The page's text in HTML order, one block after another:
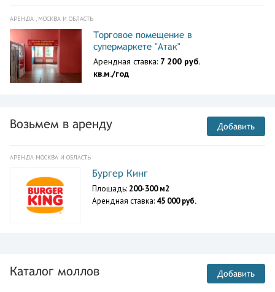
АРЕНДА , МОСКВА И ОБЛАСТЬ
Торговое помещение в
супермаркете "Атак"
Арендная ставка: 7 200 руб.
кв.м./год
Возьмем в аренду Добавить
АРЕНДА МОСКВА И ОБЛАСТЬ
Бургер Кинг
Площадь: 200-300 м2
Арендная ставка: 45 000 руб.
Каталог моллов Добавить